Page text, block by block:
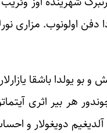
دفن اولونوب. مزاری
یولدا باشقا
هر بیر اثری
دویغولار و